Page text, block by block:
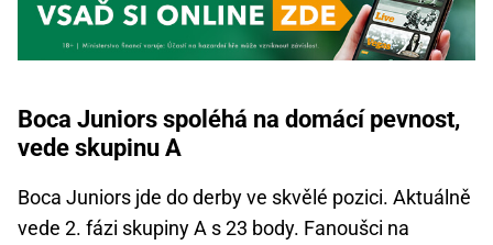
Boca Juniors spoléhá na domácí pevnost,
vede skupinu A
Boca Juniors jde do derby ve skvělé pozici. Aktuálně
vede 2. fázi skupiny A s 23 body. Fanoušci na